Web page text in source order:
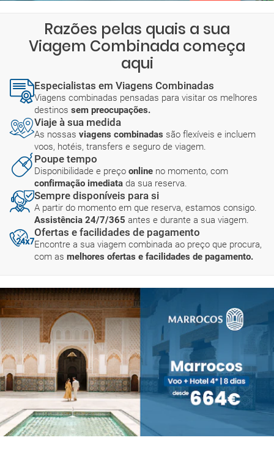
Razões pelas quais a sua
Viagem Combinada começa
aqui
Especialistas em Viagens Combinadas
Viagens combinadas pensadas para visitar os melhores
destinos sem preocupações.
Viaje à sua medida
As nossas viagens combinadas são flexíveis e incluem
voos, hotéis, transfers e seguro de viagem.
Poupe tempo
Disponibilidade e preço online no momento, com
confirmação imediata da sua reserva.
Sempre disponíveis para si
A partir do momento em que reserva, estamos consigo.
Assistência 24/7/365 antes e durante a sua viagem.
Ofertas e facilidades de pagamento
Encontre a sua viagem combinada ao preço que procura,
com as melhores ofertas e facilidades de pagamento.